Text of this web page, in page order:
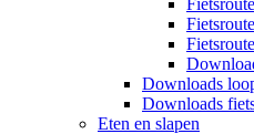
Downloads
Downloads
Eten en slapen